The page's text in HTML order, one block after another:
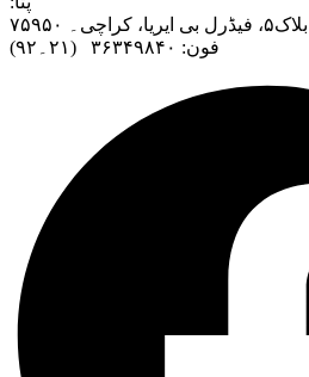
فون: ۳۶۳۴۹۸۴۰ (۲۱۔۹۲)